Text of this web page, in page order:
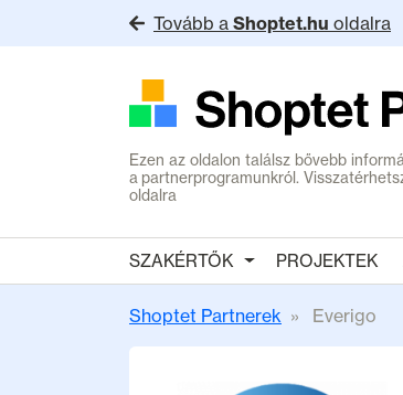
Tovább a Shoptet.hu oldalra
Ezen az oldalon találsz bővebb
a partnerprogramunkról.
oldalra
SZAKÉRTŐK PROJEKTEK
Shoptet Partnerek Everigo